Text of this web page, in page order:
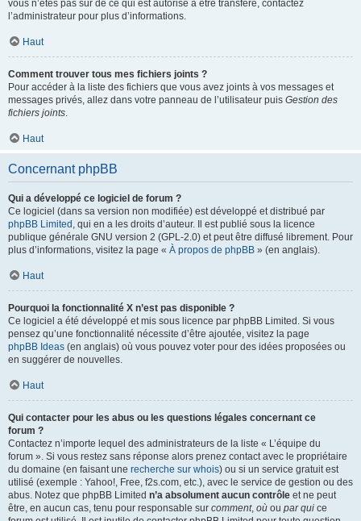
vous n’êtes pas sûr de ce qui est autorisé à être transféré, contactez
l’administrateur pour plus d’informations.
Haut
Comment trouver tous mes fichiers joints ?
Pour accéder à la liste des fichiers que vous avez joints à vos messages et
messages privés, allez dans votre panneau de l’utilisateur puis Gestion des
fichiers joints.
Haut
Concernant phpBB
Qui a développé ce logiciel de forum ?
Ce logiciel (dans sa version non modifiée) est développé et distribué par
phpBB Limited , qui en a les droits d’auteur. Il est publié sous la licence
publique générale GNU version 2 (GPL-2.0) et peut être diffusé librement. Pour
plus d’informations, visitez la page « À propos de phpBB » (en anglais).
Haut
Pourquoi la fonctionnalité X n’est pas disponible ?
Ce logiciel a été développé et mis sous licence par phpBB Limited. Si vous
pensez qu’une fonctionnalité nécessite d’être ajoutée, visitez la page
phpBB Ideas (en anglais) où vous pouvez voter pour des idées proposées ou
en suggérer de nouvelles.
Haut
Qui contacter pour les abus ou les questions légales concernant ce
forum ?
Contactez n’importe lequel des administrateurs de la liste « L’équipe du
forum ». Si vous restez sans réponse alors prenez contact avec le propriétaire
du domaine (en faisant une recherche sur whois) ou si un service gratuit est
utilisé (exemple : Yahoo!, Free, f2s.com, etc.), avec le service de gestion ou des
abus. Notez que phpBB Limited n’a absolument aucun contrôle et ne peut
être, en aucun cas, tenu pour responsable sur comment, où ou par qui ce